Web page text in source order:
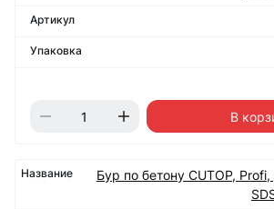
В
Бур по бетону CUTOP,